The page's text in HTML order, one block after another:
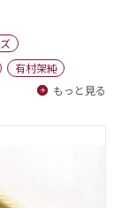
有村架純
もっと見る